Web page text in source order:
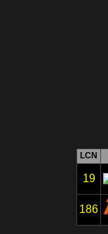
LCN
19
186